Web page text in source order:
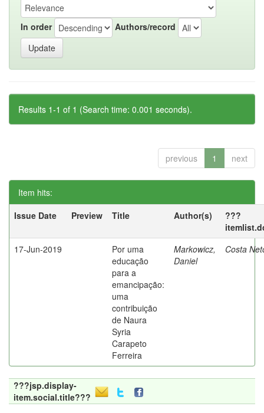
In order Authors/record
Results 1-1 of 1 (Search time: 0.001 seconds).
previous 1 next
Item hits:
Issue Date
Preview Title Author(s)
???
17-Jun-2019
Por uma
educação
para a
emancipação:
uma
contribuição
de Naura
Syria
Carapeto
Ferreira
Markowicz,
Daniel
Costa
???jsp.display-
item.social.title???